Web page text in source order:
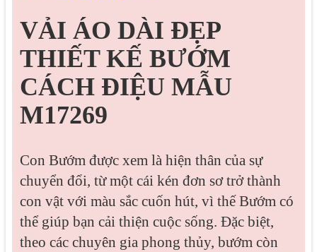
VẢI ÁO DÀI ĐẸP
THIẾT KẾ BƯỚM
CÁCH ĐIỆU MẪU
M17269
Con Bướm được xem là hiện thân của sự
chuyển đổi, từ một cái kén đơn sơ trở thành
con vật với màu sắc cuốn hút, vì thế Bướm có
thể giúp bạn cải thiện cuộc sống. Đặc biệt,
theo các chuyên gia phong thủy, bướm còn